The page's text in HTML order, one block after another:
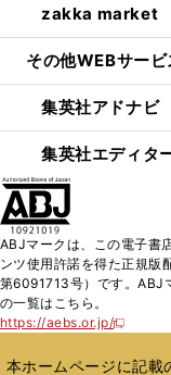
zakka market
その他WEBサービ
集英社アドナビ
集英社エディタ
ABJマークは、この電子書
ンツ使用許諾を得た正規版
第6091713号）です。ABJ
の一覧はこちら。
https://aebs.or.jp/
新
い
本ホームページに記載